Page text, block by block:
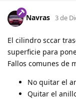
Navras 3 de
El cilindro sccar
superficie para
Fallos comunes de
No quitar el
Quitar el